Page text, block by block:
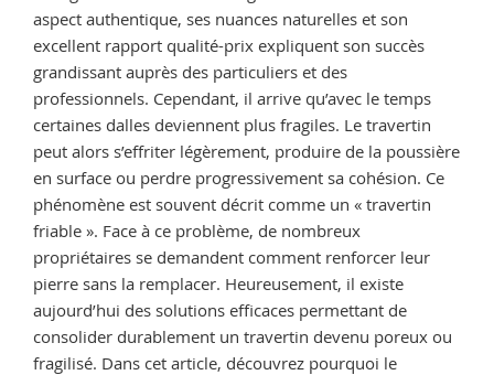
prolonger
sa
durée
de
vie
? »
aspect authentique, ses nuances naturelles et son
excellent rapport qualité-prix expliquent son succès
grandissant auprès des particuliers et des
professionnels. Cependant, il arrive qu’avec le temps
certaines dalles deviennent plus fragiles. Le travertin
peut alors s’effriter légèrement, produire de la poussière
en surface ou perdre progressivement sa cohésion. Ce
phénomène est souvent décrit comme un « travertin
friable ». Face à ce problème, de nombreux
propriétaires se demandent comment renforcer leur
pierre sans la remplacer. Heureusement, il existe
aujourd’hui des solutions efficaces permettant de
consolider durablement un travertin devenu poreux ou
fragilisé. Dans cet article, découvrez pourquoi le